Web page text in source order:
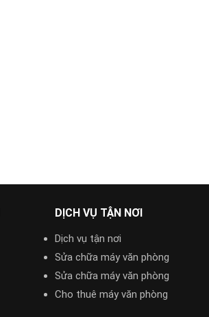
DỊCH VỤ TẬN NƠI
Dịch vụ tận nơi
Sửa chữa máy văn phòng
Sửa chữa máy văn phòng
Cho thuê máy văn phòng